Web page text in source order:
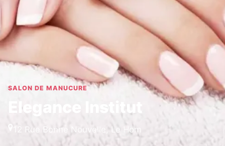
SALON DE MANUCURE
Elegance Institut
12 Rue Bonne Nouvelle, Le Hom